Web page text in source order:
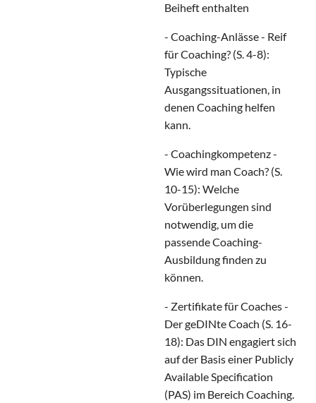
Beiheft enthalten
- Coaching-Anlässe - Reif
für Coaching? (S. 4-8):
Typische
Ausgangssituationen, in
denen Coaching helfen
kann.
- Coachingkompetenz -
Wie wird man Coach? (S.
10-15): Welche
Vorüberlegungen sind
notwendig, um die
passende Coaching-
Ausbildung finden zu
können.
- Zertifikate für Coaches -
Der geDINte Coach (S. 16-
18): Das DIN engagiert sich
auf der Basis einer Publicly
Available Specification
(PAS) im Bereich Coaching.